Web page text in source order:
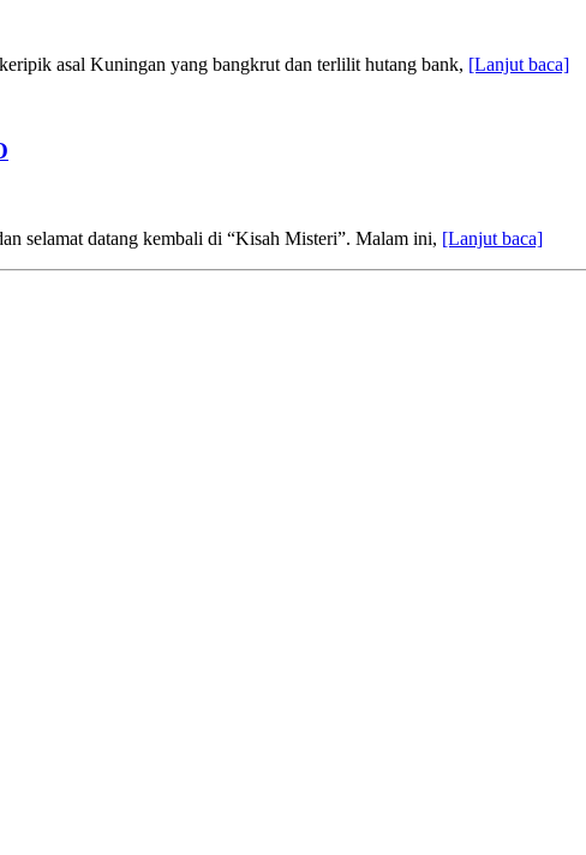
asal Kuningan yang bangkrut dan terlilit hutang bank, [Lanjut baca]
selamat datang kembali di “Kisah Misteri”. Malam ini, [Lanjut baca]